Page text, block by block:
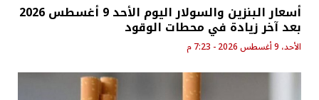
أسعار البنزين والسولار اليوم الأحد 9 أغسطس 2026
بعد آخر زيادة في محطات الوقود
الأحد، 9 أغسطس 2026 - 7:23 م